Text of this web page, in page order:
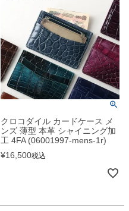
クロコダイル カードケース メ
ンズ 薄型 本革 シャイニング加
工 4FA (06001997-mens-1r)
¥16,500税込